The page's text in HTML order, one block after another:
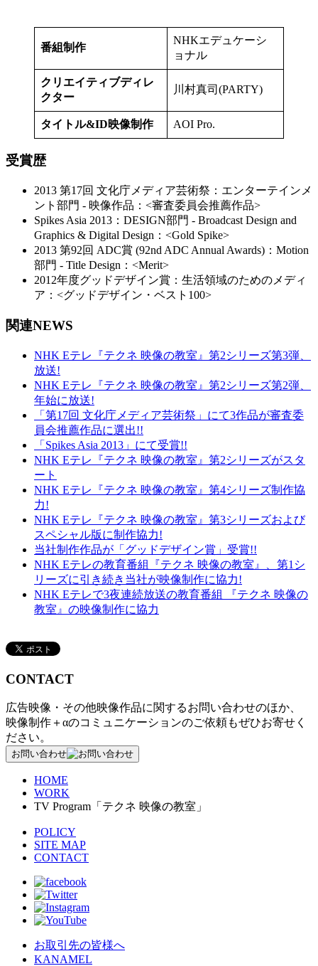
番組制作
NHKエデュケーシ
ョナル
クリエイティブディレ
クター
川村真司(PARTY)
タイトル&ID映像制作 AOI Pro.
受賞歴
2013 第17回 文化庁メディア芸術祭：エンターテインメ
ント部門 - 映像作品：<審査委員会推薦作品>
Spikes Asia 2013：DESIGN部門 - Broadcast Design and
Graphics & Digital Design：<Gold Spike>
2013 第92回 ADC賞 (92nd ADC Annual Awards)：Motion
部門 - Title Design：<Merit>
2012年度グッドデザイン賞：生活領域のためのメディ
ア：<グッドデザイン・ベスト100>
関連NEWS
NHK Eテレ『テクネ 映像の教室』第2シリーズ第3弾、
放送!
NHK Eテレ『テクネ 映像の教室』第2シリーズ第2弾、
年始に放送!
「第17回 文化庁メディア芸術祭」にて3作品が審査委
員会推薦作品に選出!!
「Spikes Asia 2013」にて受賞!!
NHK Eテレ『テクネ 映像の教室』第2シリーズがスタ
ート
NHK Eテレ『テクネ 映像の教室』第4シリーズ制作協
力!
NHK Eテレ『テクネ 映像の教室』第3シリーズおよび
スペシャル版に制作協力!
当社制作作品が「グッドデザイン賞」受賞!!
NHK Eテレの教育番組『テクネ 映像の教室』、第1シ
リーズに引き続き当社が映像制作に協力!
NHK Eテレで3夜連続放送の教育番組 『テクネ 映像の
教室』の映像制作に協力
CONTACT
広告映像・その他映像作品に関するお問い合わせのほか、
映像制作＋αのコミュニケーションのご依頼もぜひお寄せく
ださい。
お問い合わせ
HOME
WORK
TV Program「テクネ 映像の教室」
POLICY
SITE MAP
CONTACT
お取引先の皆様へ
KANAMEL